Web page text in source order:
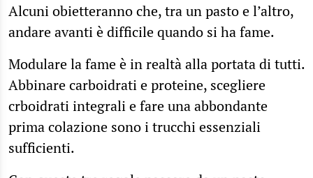
Alcuni obietteranno che, tra un pasto e l’altro,
andare avanti è difficile quando si ha fame.
Modulare la fame è in realtà alla portata di tutti.
Abbinare carboidrati e proteine, scegliere
crboidrati integrali e fare una abbondante
prima colazione sono i trucchi essenziali
sufficienti.